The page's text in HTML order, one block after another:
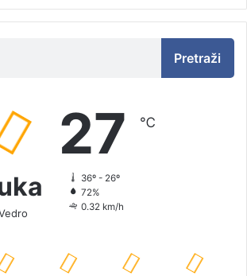
Pretraži
27 ℃
36º - 26º
72%
0.32 km/h